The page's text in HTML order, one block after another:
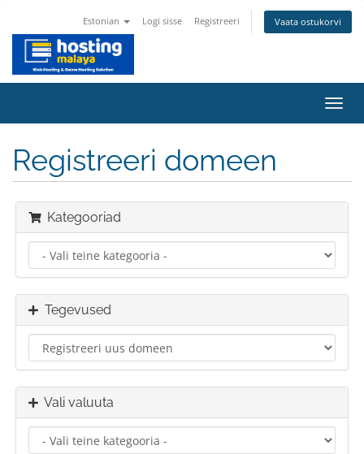
Estonian Logi sisse Registreeri Vaata ostukorvi
Registreeri domeen
Kategooriad
Tegevused
Vali valuuta